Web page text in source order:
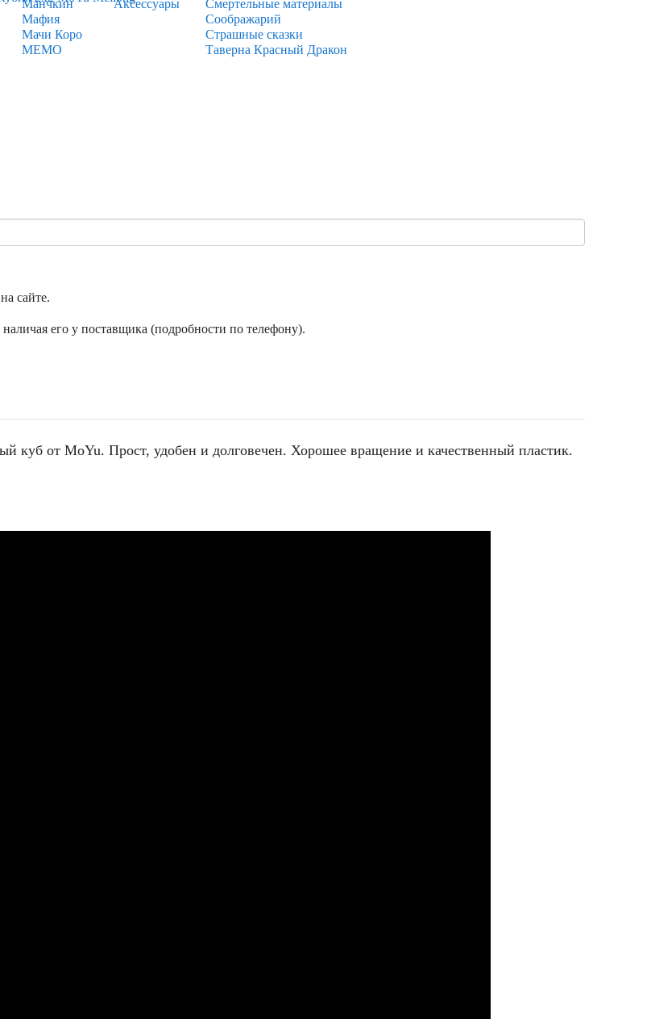
Аксессуары
Манчкин
Мафия
Мачи Коро
МЕМО
Смертельные материалы
Соображарий
Страшные сказки
Таверна Красный Дракон
сайте.
его у поставщика (подробности по телефону).
куб от MoYu. Прост, удобен и долговечен. Хорошее вращение и качественный пластик.